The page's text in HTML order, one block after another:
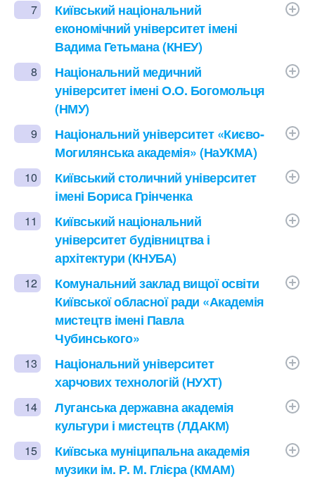
7
Київський національний
економічний університет імені
Вадима Гетьмана (КНЕУ)
8
Національний медичний
університет імені О.О. Богомольця
(НМУ)
9
Національний університет «Києво-
Могилянська академія» (НаУКМА)
10
Київський столичний університет
імені Бориса Грінченка
11
Київський національний
університет будівництва і
архітектури (КНУБА)
12
Комунальний заклад вищої освіти
Київської обласної ради «Академія
мистецтв імені Павла
Чубинського»
13
Національний університет
харчових технологій (НУХТ)
14
Луганська державна академія
культури і мистецтв (ЛДАКМ)
15
Київська муніципальна академія
музики ім. Р. М. Глієра (КМАМ)